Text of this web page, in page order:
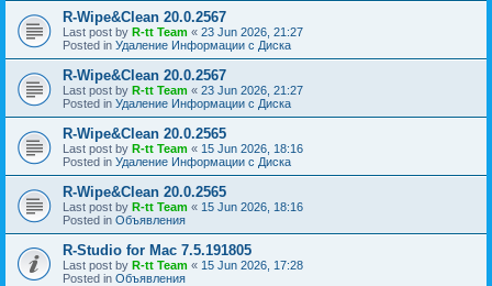
R-Wipe&Clean 20.0.2567
Last post by R-tt Team « 23 Jun 2026, 21:27
Posted in Удаление Информации с Диска
R-Wipe&Clean 20.0.2567
Last post by R-tt Team « 23 Jun 2026, 21:27
Posted in Удаление Информации с Диска
R-Wipe&Clean 20.0.2565
Last post by R-tt Team « 15 Jun 2026, 18:16
Posted in Удаление Информации с Диска
R-Wipe&Clean 20.0.2565
Last post by R-tt Team « 15 Jun 2026, 18:16
Posted in Объявления
R-Studio for Mac 7.5.191805
Last post by R-tt Team « 15 Jun 2026, 17:28
Posted in Объявления